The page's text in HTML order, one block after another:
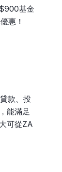
基金
惠！
款、投
能滿足
可從ZA